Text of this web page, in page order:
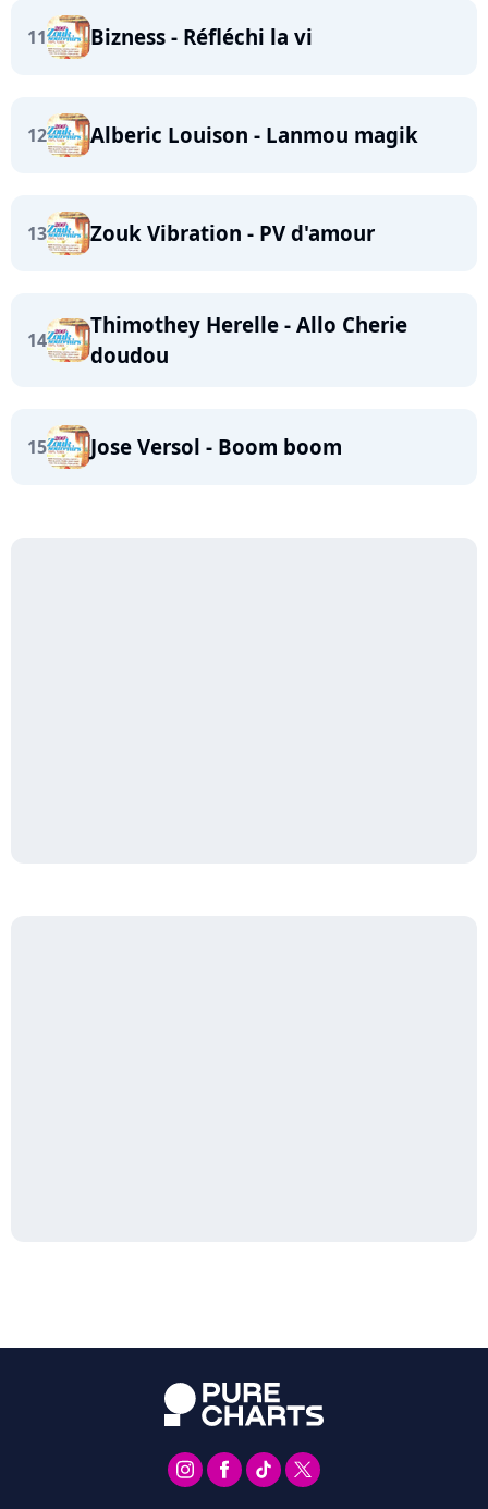
11 Bizness - Réfléchi la vi
12 Alberic Louison - Lanmou magik
13 Zouk Vibration - PV d'amour
14
Thimothey Herelle - Allo Cherie
doudou
15 Jose Versol - Boom boom